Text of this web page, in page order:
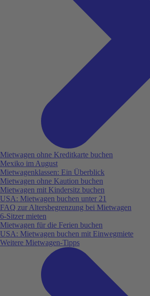
Mietwagen ohne Kreditkarte buchen
Mexiko im August
Mietwagenklassen: Ein Überblick
Mietwagen ohne Kaution buchen
Mietwagen mit Kindersitz buchen
USA: Mietwagen buchen unter 21
FAQ zur Altersbegrenzung bei Mietwagen
6-Sitzer mieten
Mietwagen für die Ferien buchen
USA: Mietwagen buchen mit Einwegmiete
Weitere Mietwagen-Tipps